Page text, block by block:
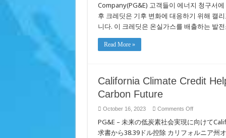
Customers
Transition
to
Low-
Carbon
Company(PG&E) 고객들이 에너지 청구서
후 크레딧은 기후 변화에 대응하기 위해 캘
니다. 이 크레딧은 온실가스를 배출하는 발
Read More »
California Climate Credit
Carbon Future
October 16, 2023 Comments Offon
Climate
Credit
Helps
PG&E – 未来の低炭素社会実現に向けて
求書から38.39ドル控除 カリフォルニア州